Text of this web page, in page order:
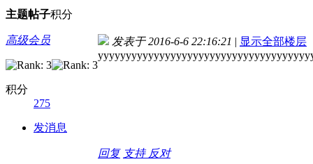
主题帖子积分
高级会员
积分
275
发消息
发表于 2016-6-6 22:16:21 | 显示全部楼层
回复 支持 反对